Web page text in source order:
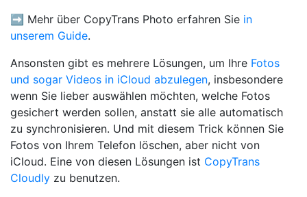
➡️ Mehr über CopyTrans Photo erfahren Sie in
unserem Guide.
Ansonsten gibt es mehrere Lösungen, um Ihre Fotos
und sogar Videos in iCloud abzulegen, insbesondere
wenn Sie lieber auswählen möchten, welche Fotos
gesichert werden sollen, anstatt sie alle automatisch
zu synchronisieren. Und mit diesem Trick können Sie
Fotos von Ihrem Telefon löschen, aber nicht von
iCloud. Eine von diesen Lösungen ist CopyTrans
Cloudly zu benutzen.